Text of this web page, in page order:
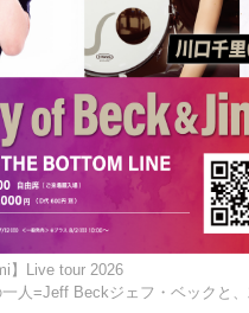
】Live tour 2026
人=Jeff Beckジェフ・ベックと